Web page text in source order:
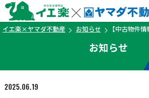
イエ楽×ヤマダ不動産 お知らせ 【中古物件
お知らせ
2025.06.19